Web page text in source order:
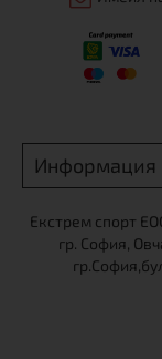
Информация
Екстрем спорт
гр. София,